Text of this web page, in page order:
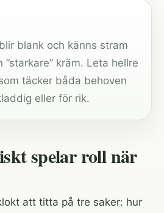
blank och känns stram
”starkare” kräm. Leta hellre
täcker båda behoven
eller för rik.
spelar roll när
att titta på tre saker: hur